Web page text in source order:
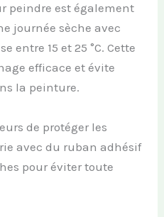
peindre est également
journée sèche avec
entre 15 et 25 °C. Cette
efficace et évite
la peinture.
de protéger les
avec du ruban adhésif
pour éviter toute